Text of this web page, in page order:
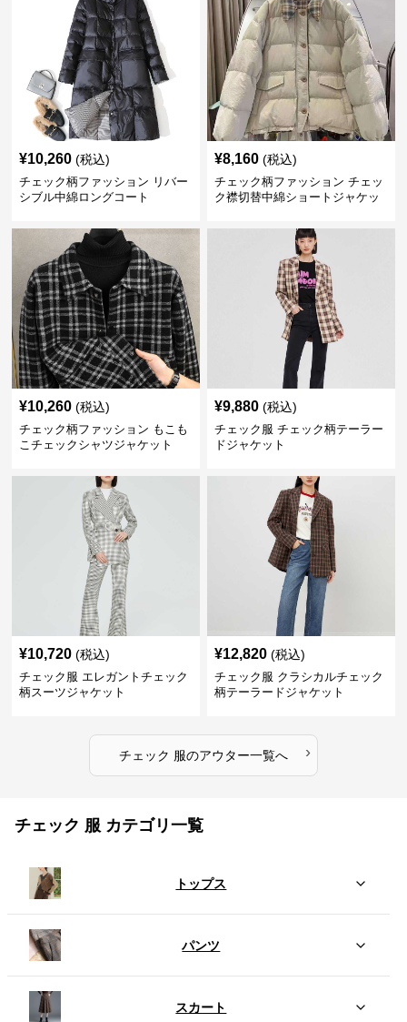
¥10,260 (税込)
チェック柄ファッション リバー
シブル中綿ロングコート
¥8,160 (税込)
チェック柄ファッション チェッ
ク襟切替中綿ショートジャケッ
¥10,260 (税込)
チェック柄ファッション もこも
こチェックシャツジャケット
¥9,880 (税込)
チェック服 チェック柄テーラー
ドジャケット
¥10,720 (税込)
チェック服 エレガントチェック
柄スーツジャケット
¥12,820 (税込)
チェック服 クラシカルチェック
柄テーラードジャケット
チェック 服のアウター一覧へ ›
チェック 服 カテゴリ一覧
トップス
パンツ
スカート